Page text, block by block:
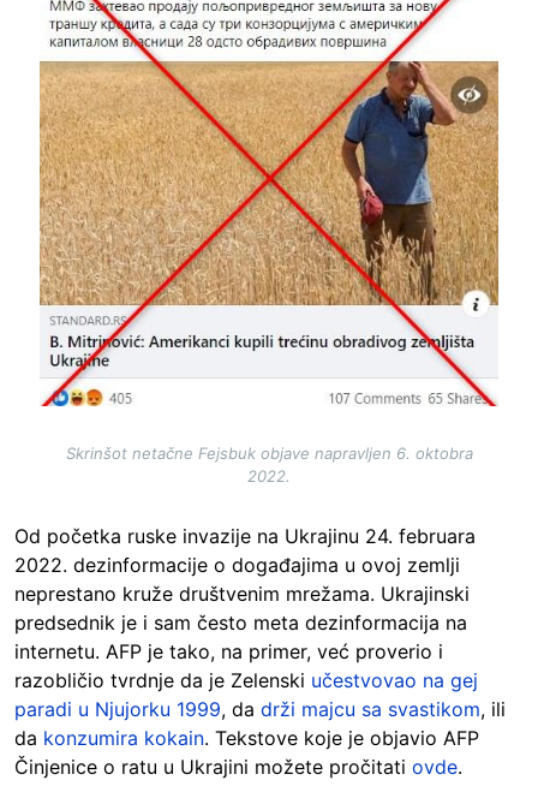
Skrinšot netačne Fejsbuk objave napravljen 6. oktobra
2022.
Od početka ruske invazije na Ukrajinu 24. februara
2022. dezinformacije o događajima u ovoj zemlji
neprestano kruže društvenim mrežama. Ukrajinski
predsednik je i sam često meta dezinformacija na
internetu. AFP je tako, na primer, već proverio i
razobličio tvrdnje da je Zelenski učestvovao na gej
paradi u Njujorku 1999, da drži majcu sa svastikom, ili
da konzumira kokain. Tekstove koje je objavio AFP
Činjenice o ratu u Ukrajini možete pročitati ovde.